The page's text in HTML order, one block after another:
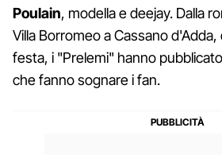
Poulain, modella e deejay. Dalla
Villa Borromeo a Cassano
festa, i "Prelemi" hanno
che fanno sognare i fan.